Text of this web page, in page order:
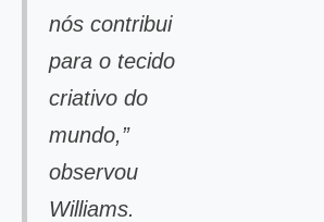
nós contribui
para o tecido
criativo do
mundo,”
observou
Williams.